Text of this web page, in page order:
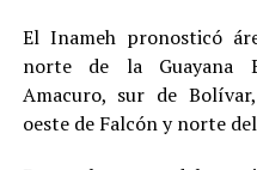
El Inameh pronosticó
norte de la Guayana
Amacuro, sur de
oeste de Falcón y norte